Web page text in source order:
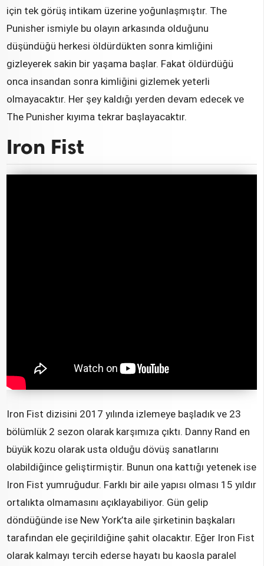
için tek görüş intikam üzerine yoğunlaşmıştır. The
Punisher ismiyle bu olayın arkasında olduğunu
düşündüğü herkesi öldürdükten sonra kimliğini
gizleyerek sakin bir yaşama başlar. Fakat öldürdüğü
onca insandan sonra kimliğini gizlemek yeterli
olmayacaktır. Her şey kaldığı yerden devam edecek ve
The Punisher kıyıma tekrar başlayacaktır.
Iron Fist
Iron Fist dizisini 2017 yılında izlemeye başladık ve 23
bölümlük 2 sezon olarak karşımıza çıktı. Danny Rand en
büyük kozu olarak usta olduğu dövüş sanatlarını
olabildiğince geliştirmiştir. Bunun ona kattığı yetenek ise
Iron Fist yumruğudur. Farklı bir aile yapısı olması 15 yıldır
ortalıkta olmamasını açıklayabiliyor. Gün gelip
döndüğünde ise New York’ta aile şirketinin başkaları
tarafından ele geçirildiğine şahit olacaktır. Eğer Iron Fist
olarak kalmayı tercih ederse hayatı bu kaosla paralel